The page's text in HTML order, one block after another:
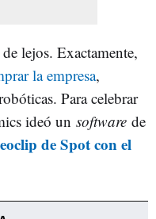
lejos. Exactamente,
la empresa,
Para celebrar
ideó un software de
de Spot con el